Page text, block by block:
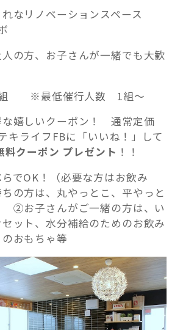
なリノベーションスペース
の方、お子さんが一緒でも大歓
組 ※最低催行人数 1組～
嬉しいクーポン！ 通常定価
キライフFBに「いいね！」して
料クーポン プレゼント ！！
でOK！（必要な方はお飲み
方は、丸やっとこ、平やっと
お子さんがご一緒の方は、い
ット、水分補給のためのお飲み
おもちゃ等